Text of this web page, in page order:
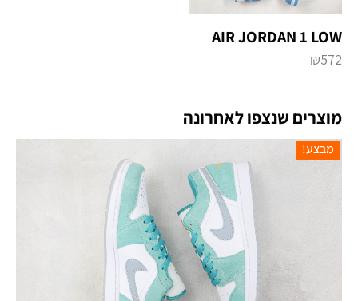
AIR JORDAN 1 LOW
₪572
מוצרים שנצפו לאחרונה
מבצע!